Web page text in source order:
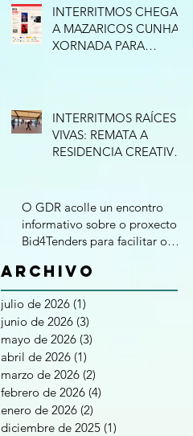
INTERRITMOS CHEGA
A MAZARICOS CUNHA
XORNADA PARA
INTERRITMOS RAÍCES
VIVAS: REMATA A
RESIDENCIA CREATIVA
O GDR acolle un encontro
informativo sobre o proxecto
Bid4Tenders para facilitar o
contratación pública
Archivo
julio de 2026 (1)
junio de 2026 (3)
mayo de 2026 (3)
abril de 2026 (1)
marzo de 2026 (2)
febrero de 2026 (4)
enero de 2026 (2)
diciembre de 2025 (1)